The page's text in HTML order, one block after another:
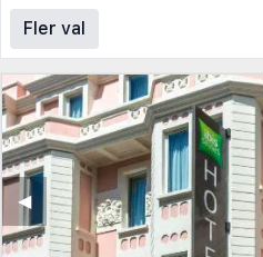
Fler val
◀︎